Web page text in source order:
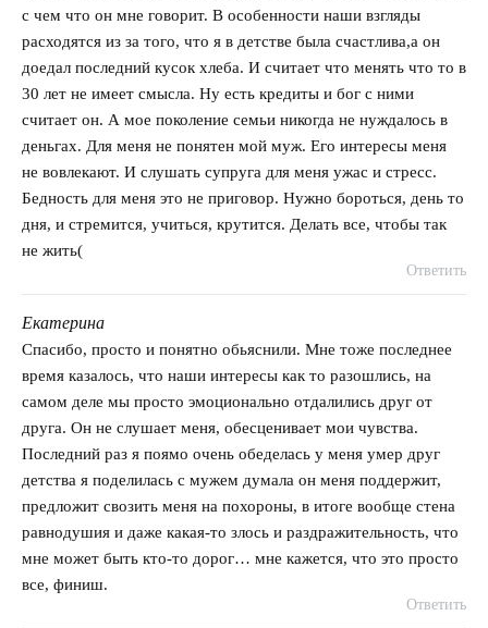
с чем что он мне говорит. В особенности наши взгляды
расходятся из за того, что я в детстве была счастлива,а он
доедал последний кусок хлеба. И считает что менять что то в
30 лет не имеет смысла. Ну есть кредиты и бог с ними
считает он. А мое поколение семьи никогда не нуждалось в
деньгах. Для меня не понятен мой муж. Его интересы меня
не вовлекают. И слушать супруга для меня ужас и стресс.
Бедность для меня это не приговор. Нужно бороться, день то
дня, и стремится, учиться, крутится. Делать все, чтобы так
не жить(
Ответить
Екатерина
говорит:
Спасибо, просто и понятно обьяснили. Мне тоже последнее
время казалось, что наши интересы как то разошлись, на
самом деле мы просто эмоционально отдалились друг от
друга. Он не слушает меня, обесценивает мои чувства.
Последний раз я поямо очень обеделась у меня умер друг
детства я поделилась с мужем думала он меня поддержит,
предложит свозить меня на похороны, в итоге вообще стена
равнодушия и даже какая-то злось и раздражительность, что
мне может быть кто-то дорог… мне кажется, что это просто
все, финиш.
Ответить